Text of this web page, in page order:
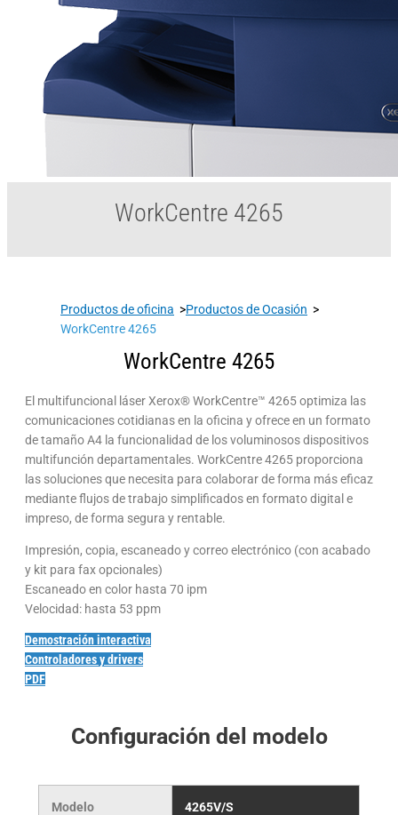
WorkCentre 4265
Productos de oficina >Productos de Ocasión >
WorkCentre 4265
WorkCentre 4265
El multifuncional láser Xerox® WorkCentre™ 4265 optimiza las
comunicaciones cotidianas en la oficina y ofrece en un formato
de tamaño A4 la funcionalidad de los voluminosos dispositivos
multifunción departamentales. WorkCentre 4265 proporciona
las soluciones que necesita para colaborar de forma más eficaz
mediante flujos de trabajo simplificados en formato digital e
impreso, de forma segura y rentable.
Impresión, copia, escaneado y correo electrónico (con acabado
y kit para fax opcionales)
Escaneado en color hasta 70 ipm
Velocidad: hasta 53 ppm
Demostración interactiva
Controladores y drivers
PDF
Configuración del modelo
Modelo 4265V/S